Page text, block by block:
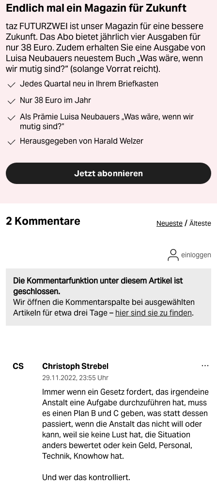
Endlich mal ein Magazin für Zukunft
taz FUTURZWEI ist unser Magazin für eine bessere
Zukunft. Das Abo bietet jährlich vier Ausgaben für
nur 38 Euro. Zudem erhalten Sie eine Ausgabe von
Luisa Neubauers neuestem Buch „Was wäre, wenn
wir mutig sind?“ (solange Vorrat reicht).
Jedes Quartal neu in Ihrem Briefkasten
Nur 38 Euro im Jahr
Als Prämie Luisa Neubauers „Was wäre, wenn wir
mutig sind?“
Herausgegeben von Harald Welzer
Jetzt abonnieren
2 Kommentare Neueste / Älteste
Die Kommentarfunktion unter diesem Artikel ist
geschlossen.
Wir öffnen die Kommentarspalte bei ausgewählten
Artikeln für etwa drei Tage – hier sind sie zu finden.
einloggen
CS Christoph Strebel
29.11.2022, 23:55 Uhr
Immer wenn ein Gesetz fordert, das irgendeine
Anstalt eine Aufgabe durchzuführen hat, muss
es einen Plan B und C geben, was statt dessen
passiert, wenn die Anstalt das nicht will oder
kann, weil sie keine Lust hat, die Situation
anders bewertet oder kein Geld, Personal,
Technik, Knowhow hat.
Und wer das kontrolliert.